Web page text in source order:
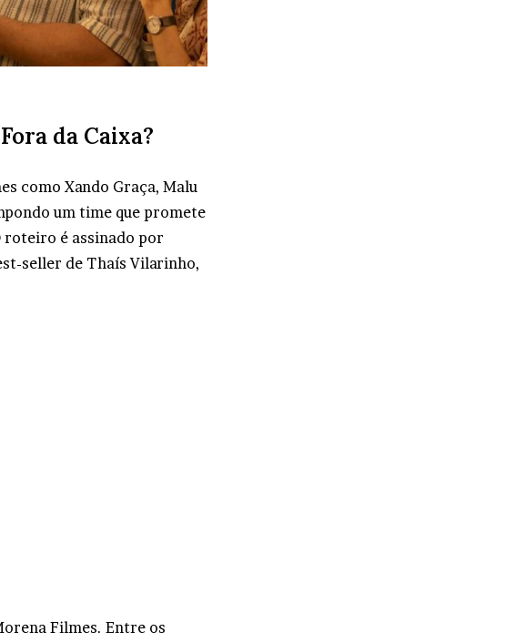
da Caixa?
como Xando Graça, Malu
um time que promete
roteiro é assinado por
seller de Thaís Vilarinho,
Filmes. Entre os